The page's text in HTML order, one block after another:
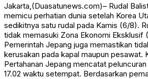
Jakarta,(Duasatunews.com)– Rudal
memicu perhatian dunia setelah Korea
sedikitnya satu rudal pada Kamis (6/8).
tidak memasuki Zona Ekonomi Eksklusif
Pemerintah Jepang juga memastikan
kerusakan pada kapal maupun pesawat.
Pertahanan Jepang mencatat
17.02 waktu setempat. Berdasarkan